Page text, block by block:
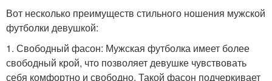
Вот несколько преимуществ стильного ношения мужской
футболки девушкой:
1. Свободный фасон: Мужская футболка имеет более
свободный крой, что позволяет девушке чувствовать
себя комфортно и свободно. Такой фасон подчеркивает